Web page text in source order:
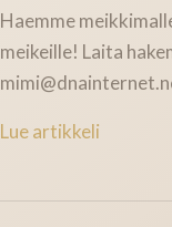
Haemme
meikeille! Laita
Lue artikkeli